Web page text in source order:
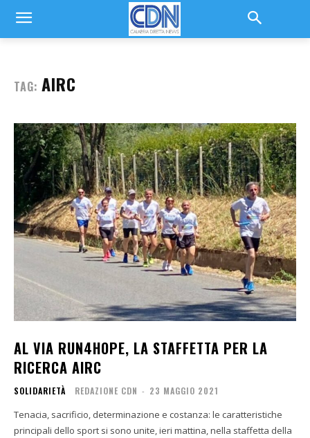
TAG: AIRC
AL VIA RUN4HOPE, LA STAFFETTA PER LA
RICERCA AIRC
SOLIDARIETÀ REDAZIONE CDN - 23 MAGGIO 2021
Tenacia, sacrificio, determinazione e costanza: le caratteristiche
principali dello sport si sono unite, ieri mattina, nella staffetta della